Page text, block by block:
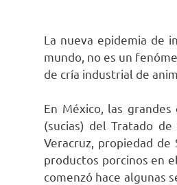
La nueva epidemia de
mundo, no es un
de cría industrial de
En México, las
(sucias) del Tratado
Veracruz, propiedad
productos porcinos en
comenzó hace algunas